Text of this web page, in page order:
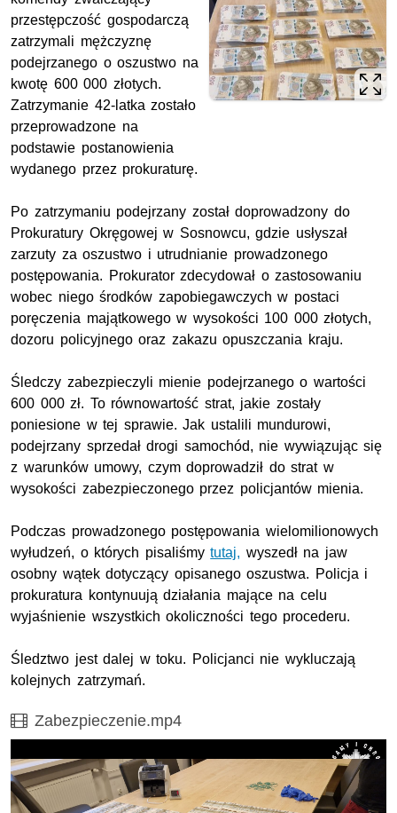
przestępczość gospodarczą
zatrzymali mężczyznę
podejrzanego o oszustwo na
kwotę 600 000 złotych.
Zatrzymanie 42-latka zostało
przeprowadzone na
podstawie postanowienia
wydanego przez prokuraturę.
Po zatrzymaniu podejrzany został doprowadzony do
Prokuratury Okręgowej w Sosnowcu, gdzie usłyszał
zarzuty za oszustwo i utrudnianie prowadzonego
postępowania. Prokurator zdecydował o zastosowaniu
wobec niego środków zapobiegawczych w postaci
poręczenia majątkowego w wysokości 100 000 złotych,
dozoru policyjnego oraz zakazu opuszczania kraju.
Śledczy zabezpieczyli mienie podejrzanego o wartości
600 000 zł. To równowartość strat, jakie zostały
poniesione w tej sprawie. Jak ustalili mundurowi,
podejrzany sprzedał drogi samochód, nie wywiązując się
z warunków umowy, czym doprowadził do strat w
wysokości zabezpieczonego przez policjantów mienia.
Podczas prowadzonego postępowania wielomilionowych
wyłudzeń, o których pisaliśmytutaj, wyszedł na jaw
osobny wątek dotyczący opisanego oszustwa. Policja i
prokuratura kontynuują działania mające na celu
wyjaśnienie wszystkich okoliczności tego procederu.
Śledztwo jest dalej w toku. Policjanci nie wykluczają
kolejnych zatrzymań.
Film
Zabezpieczenie.mp4